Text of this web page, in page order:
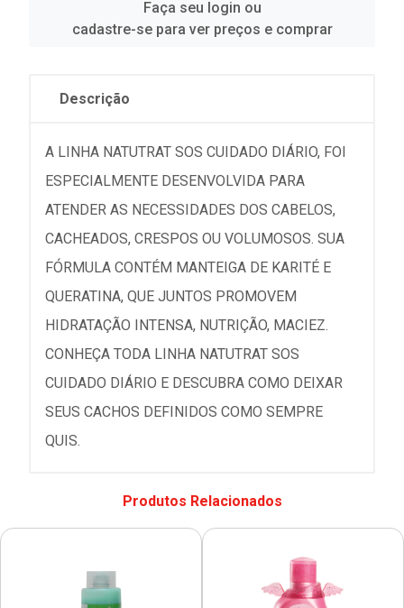
Faça seu login ou
cadastre-se para ver preços e comprar
Descrição
A LINHA NATUTRAT SOS CUIDADO DIÁRIO, FOI
ESPECIALMENTE DESENVOLVIDA PARA
ATENDER AS NECESSIDADES DOS CABELOS,
CACHEADOS, CRESPOS OU VOLUMOSOS. SUA
FÓRMULA CONTÉM MANTEIGA DE KARITÉ E
QUERATINA, QUE JUNTOS PROMOVEM
HIDRATAÇÃO INTENSA, NUTRIÇÃO, MACIEZ.
CONHEÇA TODA LINHA NATUTRAT SOS
CUIDADO DIÁRIO E DESCUBRA COMO DEIXAR
SEUS CACHOS DEFINIDOS COMO SEMPRE
QUIS.
Produtos Relacionados